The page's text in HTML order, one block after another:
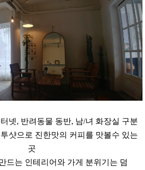
넷, 반려동물 동반, 남/녀 화장실 구분
샷으로 진한맛의 커피를 맛볼수 있는
곳
드는 인테리어와 가게 분위기는 덤